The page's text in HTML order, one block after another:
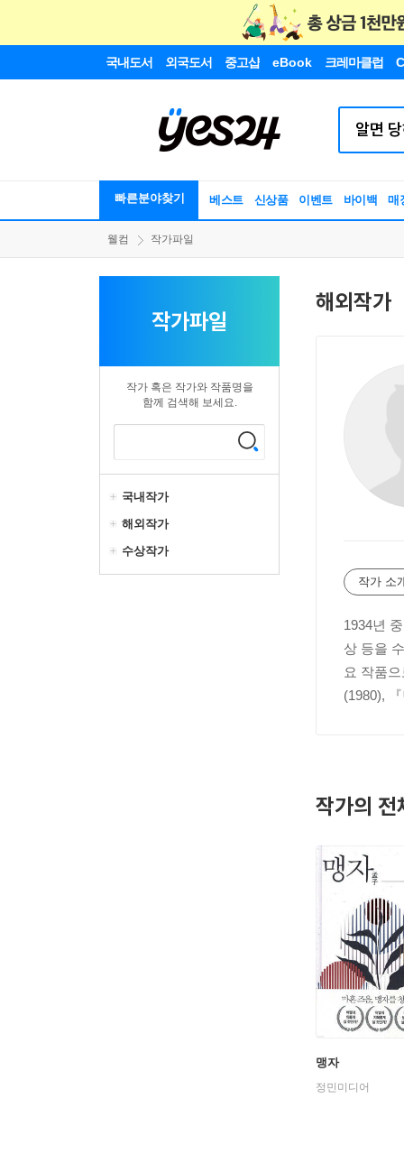
국내도서 외국도서 중고샵 eBook 크레마클럽
빠른분야찾기 베스트 신상품 이벤트 바이백 매
웰컴 작가파일
작가파일
작가 혹은 작가와 작품명을
함께 검색해 보세요.
국내작가
해외작가
수상작가
해외작가
작가 소
1934년
상 등을
요 작품
(1980),
작가의 전
맹자
정민미디어